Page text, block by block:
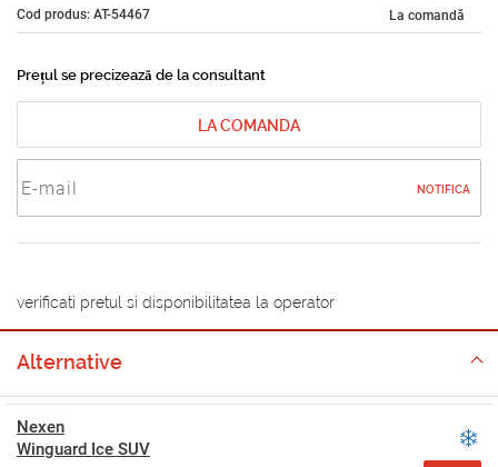
Cod produs: AT-54467 La comandă
Prețul se precizează de la consultant
LA COMANDA
NOTIFICA
verificati pretul si disponibilitatea la operator
Alternative
Nexen
Winguard Ice SUV